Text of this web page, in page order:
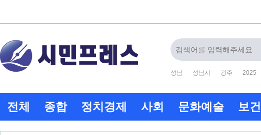
성남 성남시 광주 2025
전체 종합 정치경제 사회 문화예술 보